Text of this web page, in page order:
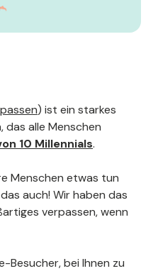
) ist ein starkes
das alle Menschen
10 Millennials.
Menschen etwas tun
auch! Wir haben das
verpassen, wenn
Besucher, bei Ihnen zu